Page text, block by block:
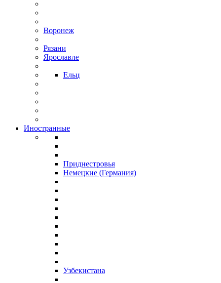
Воронеж
Рязани
Ярославле
Ельц
Иностранные
Приднестровья
Немецкие (Германия)
Узбекистана